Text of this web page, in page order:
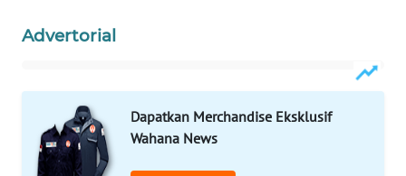
Advertorial
Dapatkan Merchandise Eksklusif
Wahana News
LISTRIK
WAHANA
TV